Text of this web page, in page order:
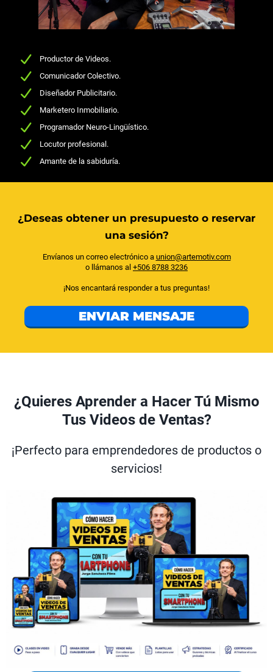
Productor de Videos.
Comunicador Colectivo.
Diseñador Publicitario.
Marketero Inmobiliario.
Programador Neuro-Lingüístico.
Locutor profesional.
Amante de la sabiduría.
¿Deseas obtener un presupuesto o reservar
una sesión?
Envíanos un correo electrónico a union@artemotiv.com
o llámanos al +506 8788 3236
¡Nos encantará responder a tus preguntas!
ENVIAR MENSAJE
¿Quieres Aprender a Hacer Tú Mismo
Tus Videos de Ventas?
¡Perfecto para emprendedores de productos o
servicios!